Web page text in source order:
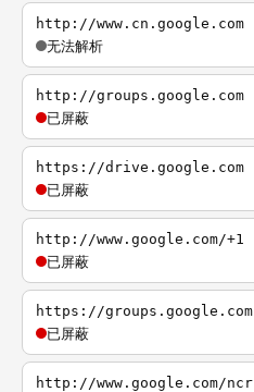
http://www.cn.google.com
无法解析
http://groups.google.com
已屏蔽
https://drive.google.com
已屏蔽
http://www.google.com/+1
已屏蔽
https://groups.google.com
已屏蔽
http://www.google.com/ncr